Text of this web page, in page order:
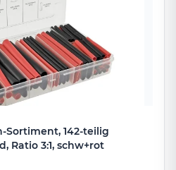
Sortiment, 142-teilig
Ratio 3:1, schw+rot